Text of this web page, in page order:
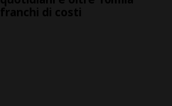
franchi di costi